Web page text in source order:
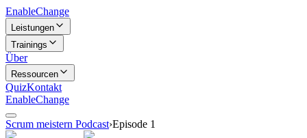
EnableChange
Leistungen
Trainings
Über
Ressourcen
QuizKontakt
EnableChange
Scrum meistern Podcast›Episode 1